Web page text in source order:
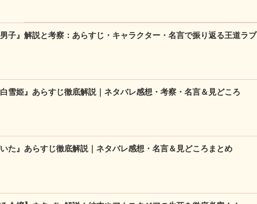
男子』解説と考察：あらすじ・キャラクター・名言で振り返る王道ラブ
白雪姫』あらすじ徹底解説｜ネタバレ感想・考察・名言＆見どころ
いた』あらすじ徹底解説｜ネタバレ感想・名言＆見どころまとめ